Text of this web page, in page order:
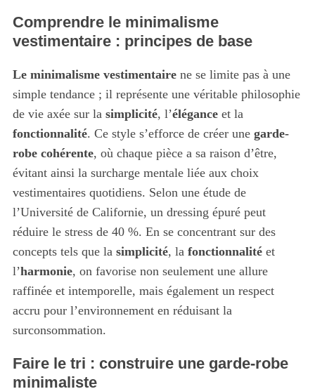
Comprendre le minimalisme
vestimentaire : principes de base
Le minimalisme vestimentairene se limite pas à une
simple tendance ; il représente une véritable philosophie
de vie axée sur la simplicité, l’éléganceet la
fonctionnalité. Ce style s’efforce de créer une garde-
robe cohérente, où chaque pièce a sa raison d’être,
évitant ainsi la surcharge mentale liée aux choix
vestimentaires quotidiens. Selon une étude de
l’Université de Californie, un dressing épuré peut
réduire le stress de 40 %. En se concentrant sur des
concepts tels que la simplicité, la fonctionnalitéet
l’harmonie, on favorise non seulement une allure
raffinée et intemporelle, mais également un respect
accru pour l’environnement en réduisant la
surconsommation.
Faire le tri : construire une garde-robe
minimaliste